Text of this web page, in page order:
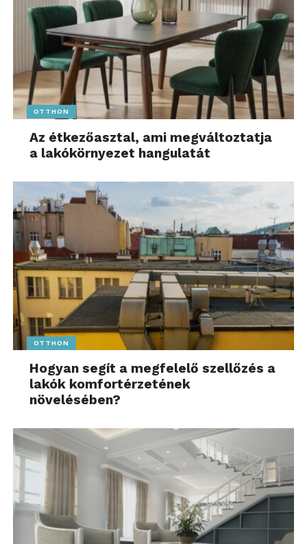
OTTHON
Az étkezőasztal, ami megváltoztatja
a lakókörnyezet hangulatát
OTTHON
Hogyan segít a megfelelő szellőzés a
lakók komfortérzetének
növelésében?